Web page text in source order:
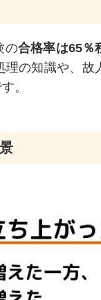
の合格率は65％
の知識や、故
。